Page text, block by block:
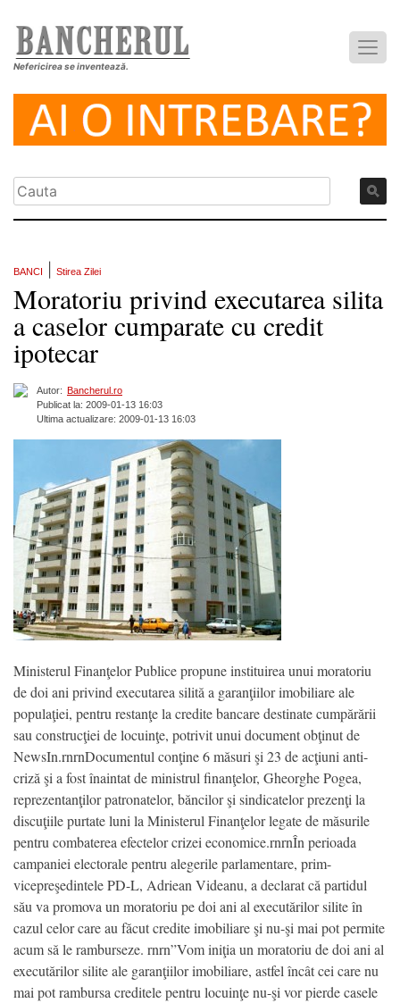
Nefericirea se inventează.
BANCI Stirea Zilei
Moratoriu privind executarea silita
a caselor cumparate cu credit
ipotecar
Autor: Bancherul.ro
Publicat la: 2009-01-13 16:03
Ultima actualizare: 2009-01-13 16:03
Ministerul Finanţelor Publice propune instituirea unui moratoriu
de doi ani privind executarea silită a garanţiilor imobiliare ale
populaţiei, pentru restanţe la credite bancare destinate cumpărării
sau construcţiei de locuinţe, potrivit unui document obţinut de
NewsIn.rnrnDocumentul conţine 6 măsuri şi 23 de acţiuni anti-
criză şi a fost înaintat de ministrul finanţelor, Gheorghe Pogea,
reprezentanţilor patronatelor, băncilor şi sindicatelor prezenţi la
discuţiile purtate luni la Ministerul Finanţelor legate de măsurile
pentru combaterea efectelor crizei economice.rnrnÎn perioada
campaniei electorale pentru alegerile parlamentare, prim-
vicepreşedintele PD-L, Adriean Videanu, a declarat că partidul
său va promova un moratoriu pe doi ani al executărilor silite în
cazul celor care au făcut credite imobiliare şi nu-şi mai pot permite
acum să le ramburseze. rnrn”Vom iniţia un moratoriu de doi ani al
executărilor silite ale garanţiilor imobiliare, astfel încât cei care nu
mai pot rambursa creditele pentru locuinţe nu-şi vor pierde casele